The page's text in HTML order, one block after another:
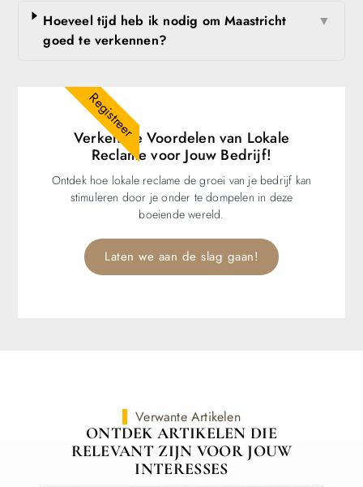
Hoeveel tijd heb ik nodig om Maastricht
goed te verkennen?
▼
Verken de Voordelen van Lokale
Reclame voor Jouw Bedrijf!
Ontdek hoe lokale reclame de groei van je bedrijf kan
stimuleren door je onder te dompelen in deze
boeiende wereld.
Laten we aan de slag gaan!
Registreer
Verwante Artikelen
ONTDEK ARTIKELEN DIE
RELEVANT ZIJN VOOR JOUW
INTERESSES